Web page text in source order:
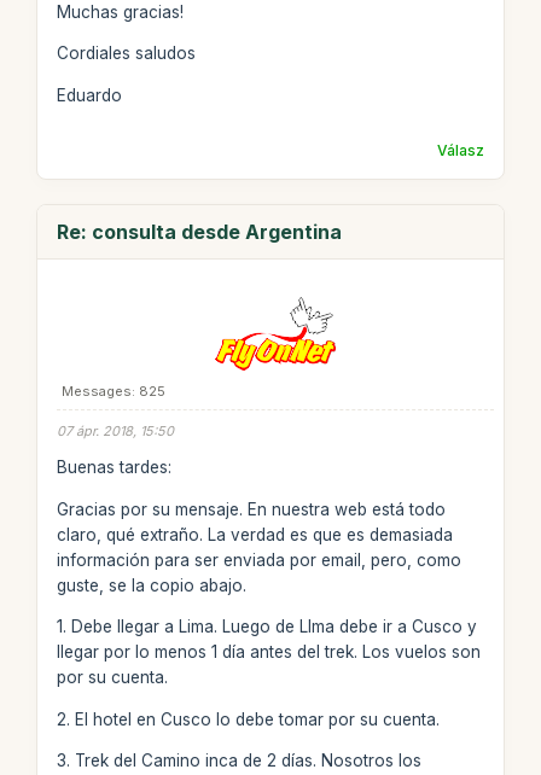
Muchas gracias!
Cordiales saludos
Eduardo
Válasz
Re: consulta desde Argentina
Messages: 825
07 ápr. 2018, 15:50
Buenas tardes:
Gracias por su mensaje. En nuestra web está todo
claro, qué extraño. La verdad es que es demasiada
información para ser enviada por email, pero, como
guste, se la copio abajo.
1. Debe llegar a Lima. Luego de LIma debe ir a Cusco y
llegar por lo menos 1 día antes del trek. Los vuelos son
por su cuenta.
2. El hotel en Cusco lo debe tomar por su cuenta.
3. Trek del Camino inca de 2 días. Nosotros los